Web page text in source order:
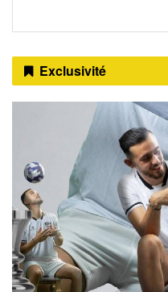
Exclusivité